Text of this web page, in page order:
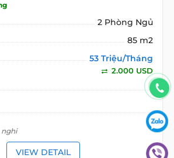
2 Phòng Ngủ
85 m2
53 Triệu/Tháng
2.000 USD
nghi
VIEW DETAIL